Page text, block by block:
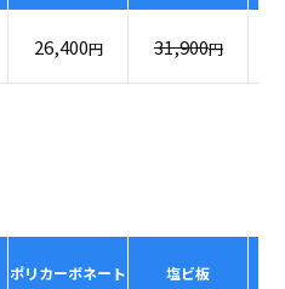
26,400円 31,900円
ポリカーボネート 塩ビ板